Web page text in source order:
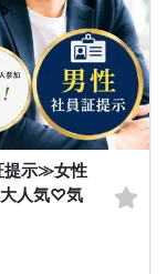
提示≫女性
人気♡気